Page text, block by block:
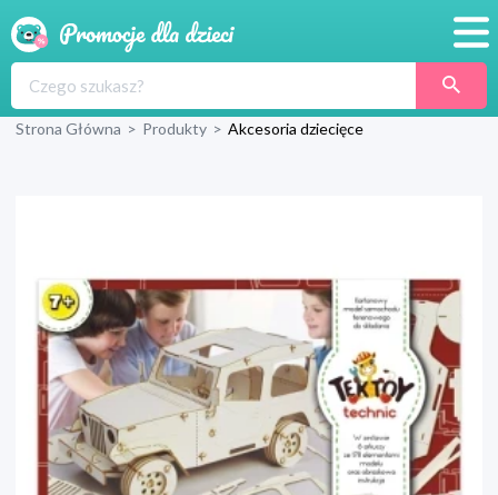
Produkty
Wyprawka
Strona Główna > Produkty > Akcesoria dziecięce